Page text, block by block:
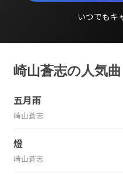
いつでもキ
崎山蒼志の人気曲
五月雨
崎山蒼志
燈
崎山蒼志